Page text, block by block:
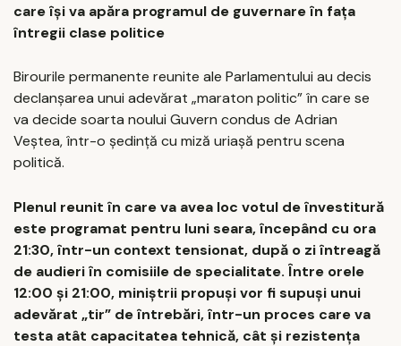
care își va apăra programul de guvernare în fața
întregii clase politice
Birourile permanente reunite ale Parlamentului au decis
declanșarea unui adevărat „maraton politic” în care se
va decide soarta noului Guvern condus de Adrian
Veștea, într-o ședință cu miză uriașă pentru scena
politică.
Plenul reunit în care va avea loc votul de învestitură
este programat pentru luni seara, începând cu ora
21:30, într-un context tensionat, după o zi întreagă
de audieri în comisiile de specialitate. Între orele
12:00 și 21:00, miniștrii propuși vor fi supuși unui
adevărat „tir” de întrebări, într-un proces care va
testa atât capacitatea tehnică, cât și rezistența